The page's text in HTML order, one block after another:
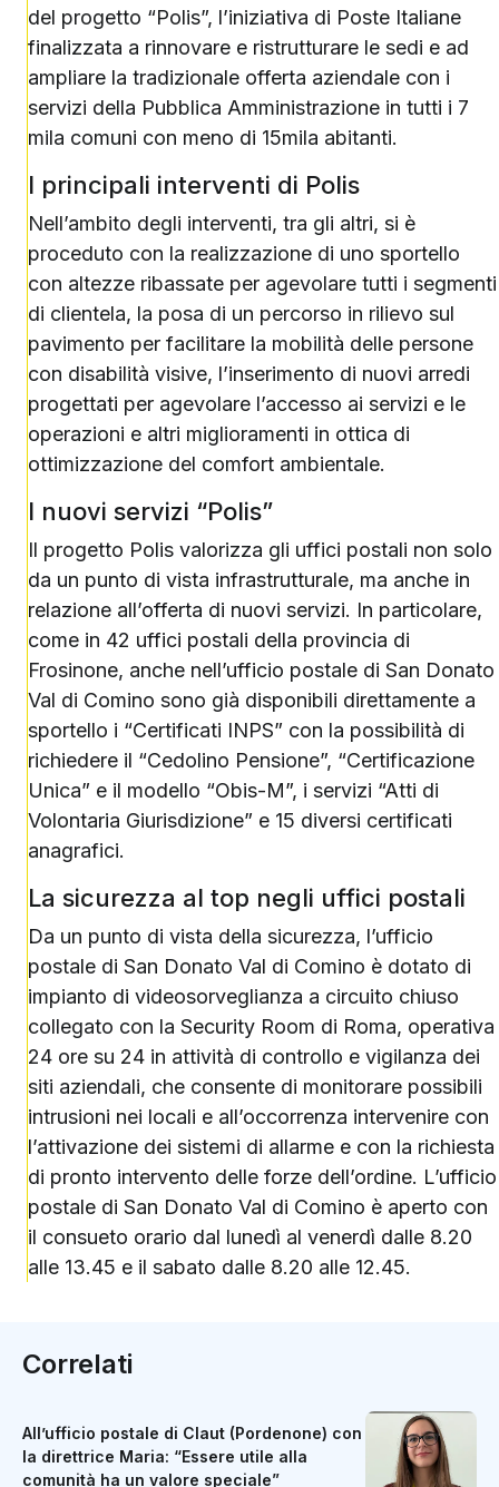
del progetto “Polis”, l’iniziativa di Poste Italiane
finalizzata a rinnovare e ristrutturare le sedi e ad
ampliare la tradizionale offerta aziendale con i
servizi della Pubblica Amministrazione in tutti i 7
mila comuni con meno di 15mila abitanti.
I principali interventi di Polis
Nell’ambito degli interventi, tra gli altri, si è
proceduto con la realizzazione di uno sportello
con altezze ribassate per agevolare tutti i segmenti
di clientela, la posa di un percorso in rilievo sul
pavimento per facilitare la mobilità delle persone
con disabilità visive, l’inserimento di nuovi arredi
progettati per agevolare l’accesso ai servizi e le
operazioni e altri miglioramenti in ottica di
ottimizzazione del comfort ambientale.
I nuovi servizi “Polis”
Il progetto Polis valorizza gli uffici postali non solo
da un punto di vista infrastrutturale, ma anche in
relazione all’offerta di nuovi servizi. In particolare,
come in 42 uffici postali della provincia di
Frosinone, anche nell’ufficio postale di San Donato
Val di Comino sono già disponibili direttamente a
sportello i “Certificati INPS” con la possibilità di
richiedere il “Cedolino Pensione”, “Certificazione
Unica” e il modello “Obis-M”, i servizi “Atti di
Volontaria Giurisdizione” e 15 diversi certificati
anagrafici.
La sicurezza al top negli uffici postali
Da un punto di vista della sicurezza, l’ufficio
postale di San Donato Val di Comino è dotato di
impianto di videosorveglianza a circuito chiuso
collegato con la Security Room di Roma, operativa
24 ore su 24 in attività di controllo e vigilanza dei
siti aziendali, che consente di monitorare possibili
intrusioni nei locali e all’occorrenza intervenire con
l’attivazione dei sistemi di allarme e con la richiesta
di pronto intervento delle forze dell’ordine. L’ufficio
postale di San Donato Val di Comino è aperto con
il consueto orario dal lunedì al venerdì dalle 8.20
alle 13.45 e il sabato dalle 8.20 alle 12.45.
Correlati
All’ufficio postale di Claut (Pordenone) con
la direttrice Maria: “Essere utile alla
comunità ha un valore speciale”